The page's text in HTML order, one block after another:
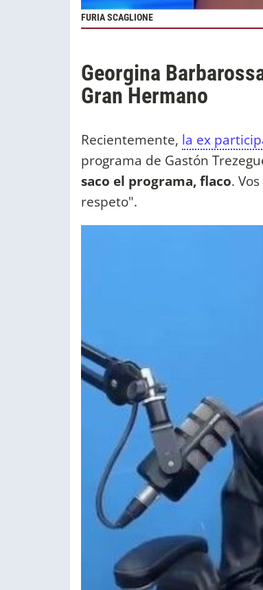
FURIA SCAGLIONE
Georgina
Gran Hermano
Recientemente, la ex
programa de Gastón
saco el programa, flaco.
respeto".